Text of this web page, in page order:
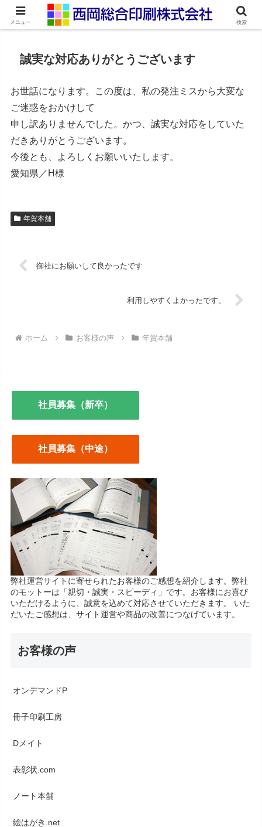
ネット印刷通販・オンデマンド印刷
誠実な対応ありがとうございます
お世話になります。この度は、私の発注ミスから大変な
ご迷惑をおかけして
申し訳ありませんでした。かつ、誠実な対応をしていた
だきありがとうございます。
今後とも、よろしくお願いいたします。
愛知県／H様
年賀本舗
御社にお願いして良かったです
利用しやすくよかったです。
ホーム お客様の声 年賀本舗
社員募集（新卒）
社員募集（中途）
弊社運営サイトに寄せられたお客様のご感想を紹介します。弊社
のモットーは「親切・誠実・スピーディ」です。お客様にお喜び
いただけるように、誠意を込めて対応させていただきます。 いた
だいたご感想は、サイト運営や商品の改善につなげています。
お客様の声
オンデマンドP
冊子印刷工房
Dメイト
表彰状.com
ノート本舗
絵はがき.net
メニュー 検索